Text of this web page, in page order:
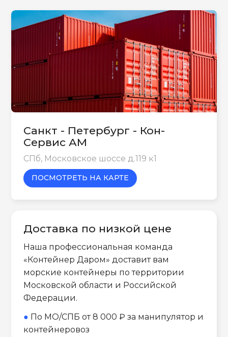
Санкт - Петербург - Кон-
Сервис АМ
СПб, Московское шоссе д.119 к1
ПОСМОТРЕТЬ НА КАРТЕ
Доставка по низкой цене
Наша профессиональная команда
«Контейнер Даром» доставит вам
морские контейнеры по территории
Московской области и Российской
Федерации.
● По МО/СПБ от 8 000 ₽ за манипулятор и
контейнеровоз